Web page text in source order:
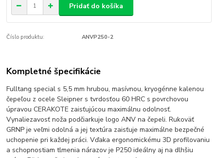
Pridať do košíka
Číslo produktu: ANVP250-2
Kompletné špecifikácie
Fulltang special s 5,5 mm hrubou, masívnou, kryogénne kalenou
čepeľou z ocele Sleipner s tvrdosťou 60 HRC s povrchovou
úpravou CERAKOTE zaisťujúcou maximálnu odolnosť.
Vynaliezavosť noža podčiarkuje logo ANV na čepeli. Rukoväť
GRNP je veľmi odolná a jej textúra zaisťuje maximálne bezpečné
uchopenie pri každej práci. Vďaka ergonomickému 3D profilovaniu
a schopnostiam tlmenia nárazov je P250 ideálny aj na dlhšiu